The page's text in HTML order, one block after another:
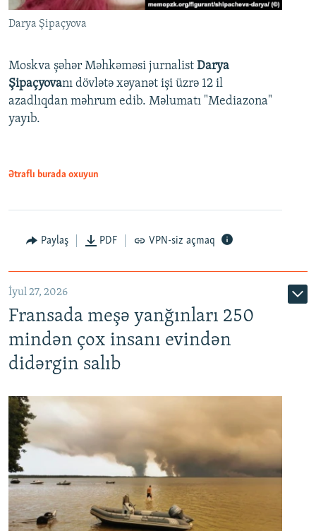
Darya Şipaçyova
Moskva şəhər Məhkəməsi jurnalist Darya
Şipaçyovanı dövlətə xəyanət işi üzrə 12 il
azadlıqdan məhrum edib. Məlumatı "Mediazona"
yayıb.
Ətraflı burada oxuyun
Paylaş PDF VPN-siz açmaq
İyul 27, 2026
Fransada meşə yanğınları 250
mindən çox insanı evindən
didərgin salıb